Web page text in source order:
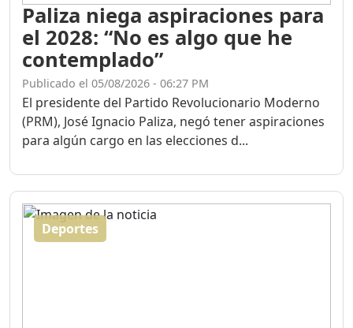
Paliza niega aspiraciones para
el 2028: “No es algo que he
contemplado”
Publicado el 05/08/2026 - 06:27 PM
El presidente del Partido Revolucionario Moderno
(PRM), José Ignacio Paliza, negó tener aspiraciones
para algún cargo en las elecciones d...
Deportes